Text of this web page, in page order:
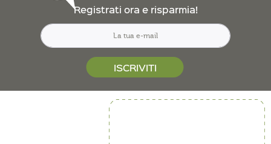
Registrati ora e risparmia!
ISCRIVITI